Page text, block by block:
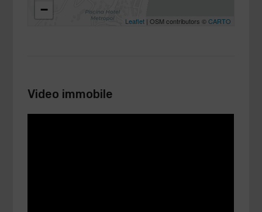
−
Leaflet| OSM contributors ©CARTO
Video immobile